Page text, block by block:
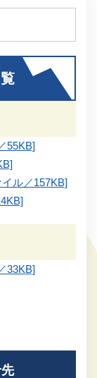
55KB]
ル／157KB]
33KB]